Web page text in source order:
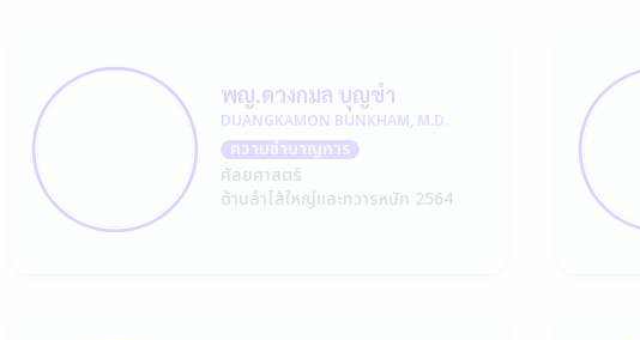
พญ.ดวงกมล บุญขำ
DUANGKAMON BUNKHAM, M.D.
ความชำนาญการ
ศัลยศาสตร์
ด้านลำไส้ใหญ่และทวารหนัก 2564